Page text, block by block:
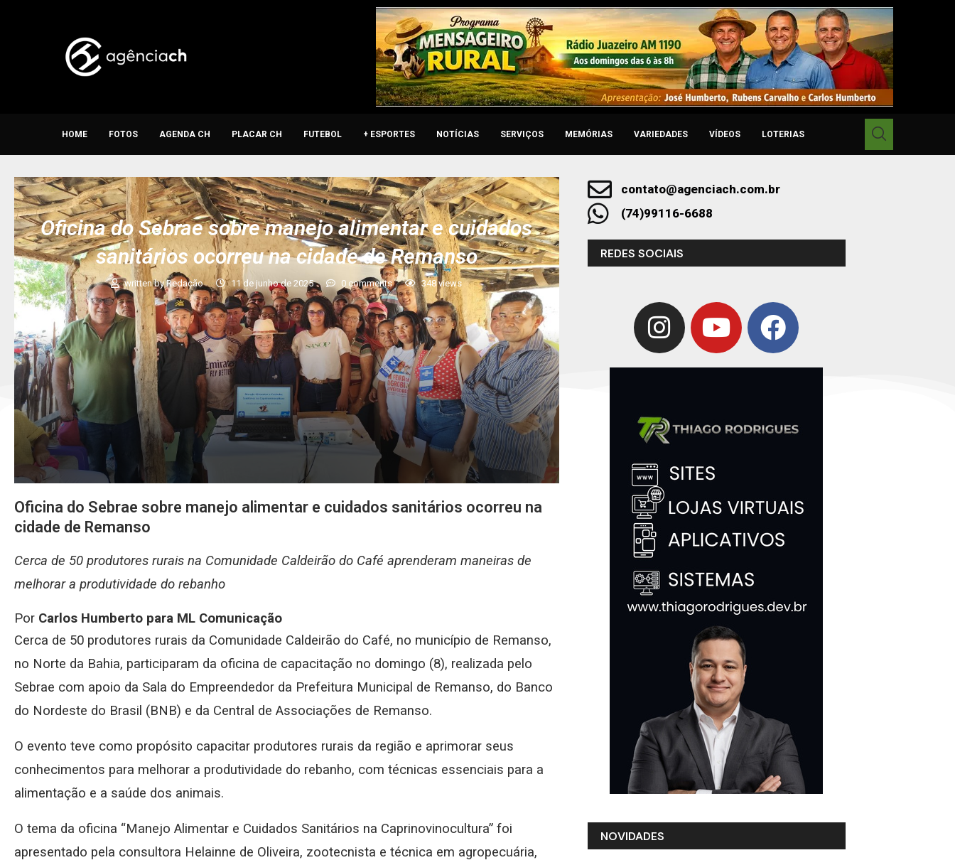
HOME FOTOS AGENDA CH PLACAR CH FUTEBOL + ESPORTES NOTÍCIAS SERVIÇOS MEMÓRIAS VARIEDADES VÍDEOS LOTERIAS
Oficina do Sebrae sobre manejo alimentar e cuidados
sanitários ocorreu na cidade de Remanso
written byRedação 11 de junho de 2025 0 comments 348views
Oficina do Sebrae sobre manejo alimentar e cuidados sanitários ocorreu na
cidade de Remanso
Cerca de 50 produtores rurais na Comunidade Caldeirão do Café aprenderam maneiras de
melhorar a produtividade do rebanho
Por Carlos Humberto para ML Comunicação
Cerca de 50 produtores rurais da Comunidade Caldeirão do Café, no município de Remanso,
no Norte da Bahia, participaram da oficina de capacitação no domingo (8), realizada pelo
Sebrae com apoio da Sala do Empreendedor da Prefeitura Municipal de Remanso, do Banco
do Nordeste do Brasil (BNB) e da Central de Associações de Remanso.
O evento teve como propósito capacitar produtores rurais da região e aprimorar seus
conhecimentos para melhorar a produtividade do rebanho, com técnicas essenciais para a
alimentação e a saúde dos animais.
O tema da oficina “Manejo Alimentar e Cuidados Sanitários na Caprinovinocultura” foi
apresentado pela consultora Helainne de Oliveira, zootecnista e técnica em agropecuária,
contato@agenciach.com.br
(74)99116-6688
REDES SOCIAIS
NOVIDADES